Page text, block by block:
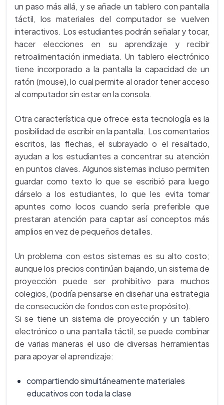
un paso más allá, y se añade un tablero con pantalla
táctil, los materiales del computador se vuelven
interactivos. Los estudiantes podrán señalar y tocar,
hacer elecciones en su aprendizaje y recibir
retroalimentación inmediata. Un tablero electrónico
tiene incorporado a la pantalla la capacidad de un
ratón (mouse), lo cual permite al orador tener acceso
al computador sin estar en la consola.
Otra característica que ofrece esta tecnología es la
posibilidad de escribir en la pantalla. Los comentarios
escritos, las flechas, el subrayado o el resaltado,
ayudan a los estudiantes a concentrar su atención
en puntos claves. Algunos sistemas incluso permiten
guardar como texto lo que se escribió para luego
dárselo a los estudiantes, lo que les evita tomar
apuntes como locos cuando sería preferible que
prestaran atención para captar así conceptos más
amplios en vez de pequeños detalles.
Un problema con estos sistemas es su alto costo;
aunque los precios continúan bajando, un sistema de
proyección puede ser prohibitivo para muchos
colegios, (podría pensarse en diseñar una estrategia
de consecución de fondos con este propósito).
Si se tiene un sistema de proyección y un tablero
electrónico o una pantalla táctil, se puede combinar
de varias maneras el uso de diversas herramientas
para apoyar el aprendizaje:
compartiendo simultáneamente materiales
educativos con toda la clase